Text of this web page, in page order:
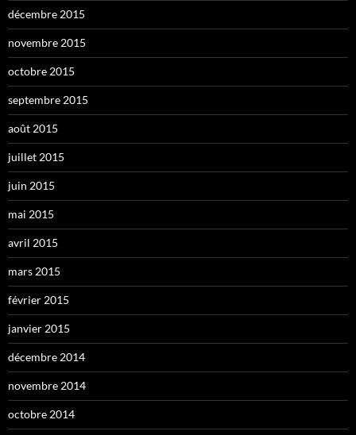
décembre 2015
novembre 2015
octobre 2015
septembre 2015
août 2015
juillet 2015
juin 2015
mai 2015
avril 2015
mars 2015
février 2015
janvier 2015
décembre 2014
novembre 2014
octobre 2014